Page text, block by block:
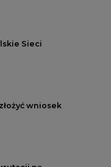
Sieci
wniosek